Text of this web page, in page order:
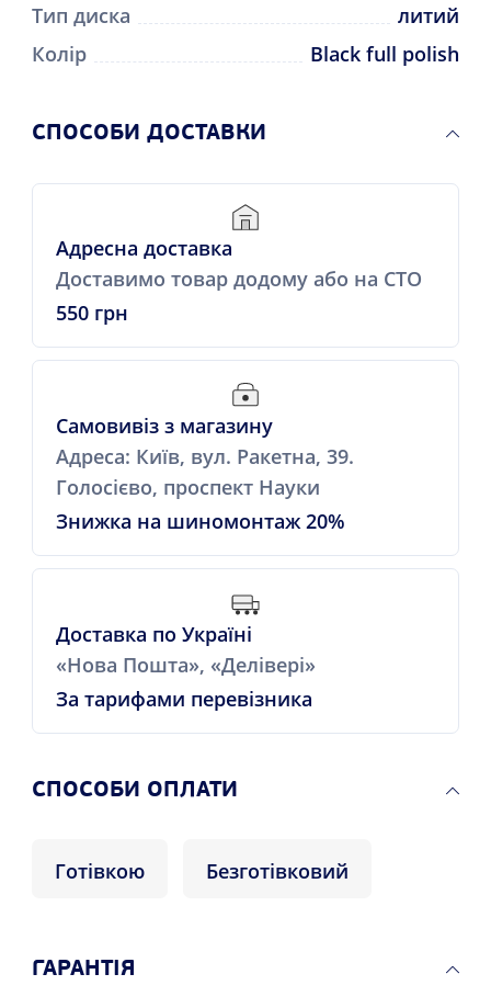
Тип диска
литий
Колір
Black full polish
СПОСОБИ ДОСТАВКИ
Адресна доставка
Доставимо товар додому або на СТО
550 грн
Самовивіз з магазину
Адреса: Київ, вул. Ракетна, 39.
Голосієво, проспект Науки
Знижка на шиномонтаж 20%
Доставка по Україні
«Нова Пошта», «Делівері»
За тарифами перевізника
СПОСОБИ ОПЛАТИ
Готівкою Безготівковий
ГАРАНТІЯ